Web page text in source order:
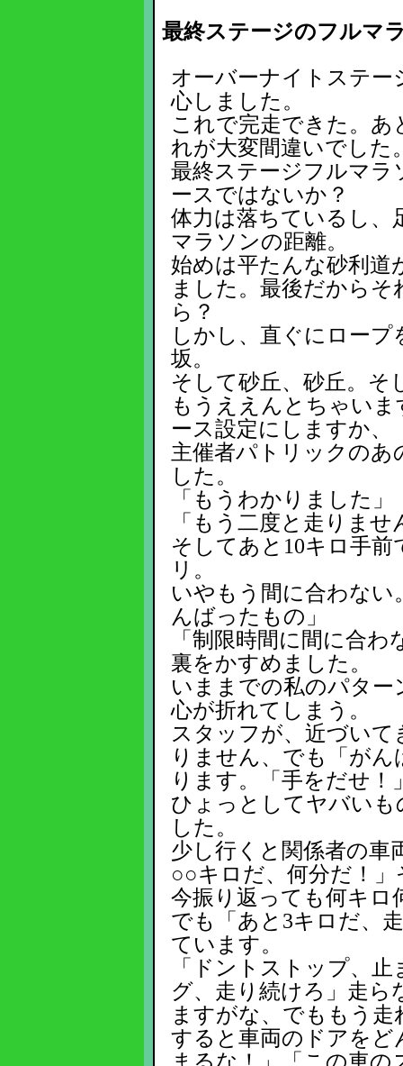
最終ステージのフルマ
オーバーナイトステー
心しました。
これで完走できた。
れが大変間違いでした
最終ステージフルマラ
ースではないか？
体力は落ちているし、
マラソンの距離。
始めは平たんな砂利道
ました。最後だから
ら？
しかし、直ぐにロー
坂。
そして砂丘、砂丘。そ
もうええんとちゃい
ース設定にしますか、
主催者パトリックの
した。
「もうわかりました
「もう二度と走りませ
そしてあと10キロ手
リ。
いやもう間に合わな
んばったもの」
「制限時間に間に合
裏をかすめました。
いままでの私のパター
心が折れてしまう。
スタッフが、近づい
りません、でも「が
ります。「手をだせ
ひょっとしてヤバい
した。
少し行くと関係者の車
○○キロだ、何分だ！
今振り返っても何キロ
でも「あと3キロだ、
ています。
「ドントストップ、
グ、走り続けろ」走
ますがな、でももう
すると車両のドアをど
まるな！」「この車